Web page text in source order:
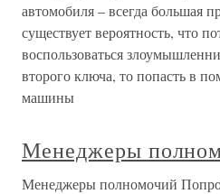
автомобиля – всегда большая
существует вероятность, что
воспользоваться
второго ключа, то попасть в
машины
Менеджеры
Менеджеры полномочий